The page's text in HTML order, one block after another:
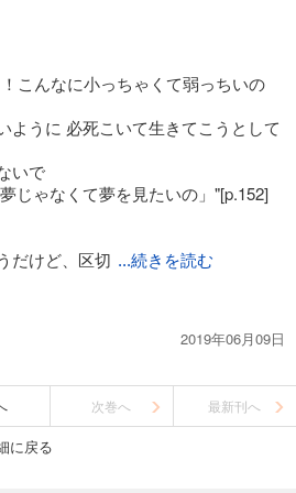
葉。この物語のテーマでもあると思
こんなに小っちゃくて弱っちいの
ように 必死こいて生きてこうとして
いで
じゃなくて夢を見たいの」"[p.152]
だけど、区切 ...続きを読む
掘り下げ付きの展開も見たかったな
クの中を漁ってるの、慌てた時のド
た。
くかっこよかった。
2019年06月09日
次巻へ 最新刊へ
に戻る